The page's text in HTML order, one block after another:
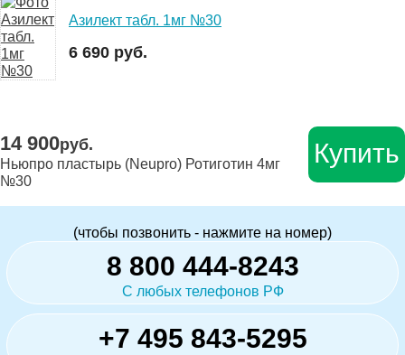
Азилект табл. 1мг №30
6 690 руб.
14 900руб.
Ньюпро пластырь (Neupro) Ротиготин 4мг
№30
Купить
(чтобы позвонить - нажмите на номер)
8 800 444-8243
С любых телефонов РФ
+7 495 843-5295